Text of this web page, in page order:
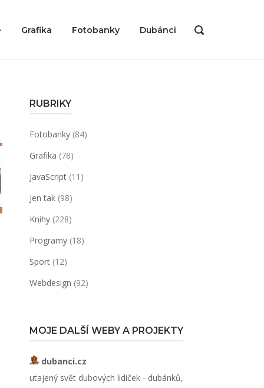
Grafika Fotobanky Dubánci
OPEN
RUBRIKY
Fotobanky(84)
Grafika (78)
JavaScript(11)
Jen tak(98)
Knihy(228)
Programy(18)
Sport(12)
Webdesign (92)
MOJE DALŠÍ WEBY A PROJEKTY
dubanci.cz
utajený svět dubových lidiček - dubánků,